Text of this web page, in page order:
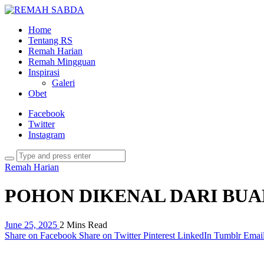
Home
Tentang RS
Remah Harian
Remah Mingguan
Inspirasi
Galeri
Obet
Facebook
Twitter
Instagram
Remah Harian
POHON DIKENAL DARI
June 25, 2025 2 Mins Read
Share on Facebook Share on Twitter Pinterest LinkedIn Tumblr Email